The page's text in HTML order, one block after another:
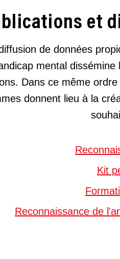
et
de données
mental
Dans ce même
donnent lieu à la
Kit
Reconnaissance de